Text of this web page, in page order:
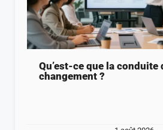
Qu’est-ce que la conduite
changement ?